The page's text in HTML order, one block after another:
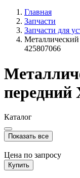
Главная
Запчасти
Запчасти для
425807066
передний
Каталог
Показать все
Цена по запросу
Купить